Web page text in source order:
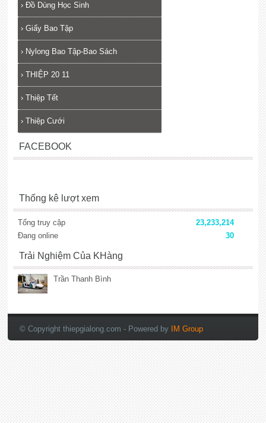
› Đồ Dùng Học Sinh
› Giấy Bao Tập
› Nylong Bao Tập-Bao Sách
› THIỆP 20 11
› Thiệp Tết
› Thiệp Cưới
FACEBOOK
Thống kê lượt xem
Tổng truy cập
23,233,214
Đang online
30
Trải Nghiệm Của KHàng
Trần Thanh Bình
© Copyright thiepgialong.com - Powered by IM Group